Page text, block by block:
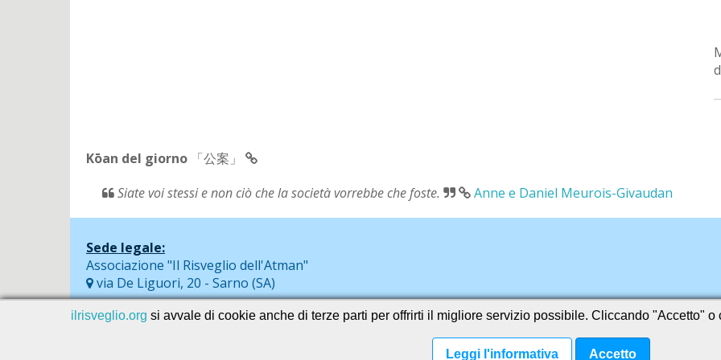
Kōan del giorno 「公案」
Siate voi stessi e non ciò che la società vorrebbe che foste.
Anne e Daniel Meurois-Givaudan
Sede legale:
Associazione "Il Risveglio dell'Atman"
via De Liguori, 20 - Sarno (SA)
ilrisveglio.org si avvale di cookie anche di terze parti per offrirti il migliore servizio possibile. Cliccando "Accetto"
Leggi l'informativa Accetto